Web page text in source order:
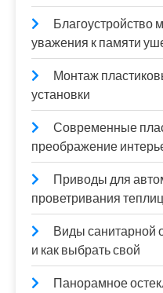
Благоустройство
уважения к памяти
Монтаж
установки
Современные
преображение
Приводы для
проветривания теплиц
Виды санитарной
и как выбрать свой
Панорамное